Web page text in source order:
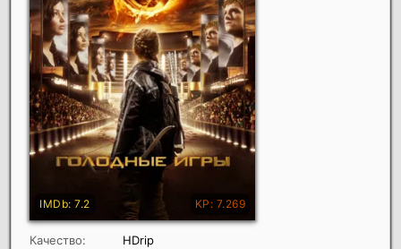
Качество:
HDrip